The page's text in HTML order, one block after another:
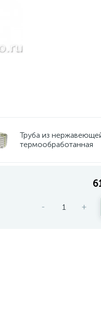
Труба из
термообработанная
- +